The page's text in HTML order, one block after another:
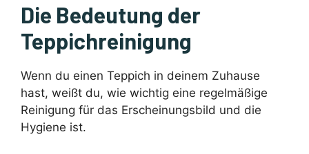
Die Bedeutung der
Teppichreinigung
Wenn du einen Teppich in deinem Zuhause
hast, weißt du, wie wichtig eine regelmäßige
Reinigung für das Erscheinungsbild und die
Hygiene ist.